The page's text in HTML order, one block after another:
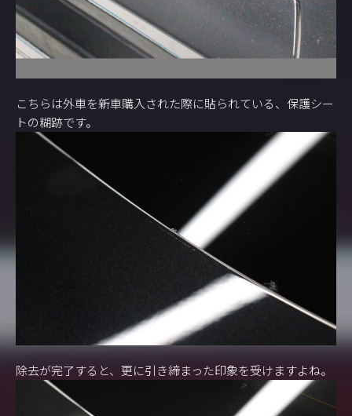
こちらは外車を新車購入された際に貼られている、保護シー
トの糊跡です。
除去が完了すると、更に引き締まった印象を受けますよね。